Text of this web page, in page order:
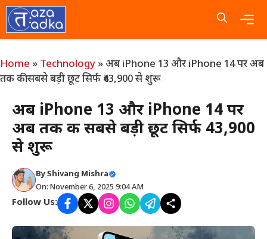
Skip
to
content
Home » Technology »अब iPhone 13 और iPhone 14 पर अब
तक की सबसे बड़ी छूट सिर्फ ₹43,900 से शुरू
अब iPhone 13 और iPhone 14 पर
अब तक की सबसे बड़ी छूट सिर्फ ₹43,900
से शुरू
ByShivang Mishra
On: November 6, 2025 9:04 AM
Follow Us: